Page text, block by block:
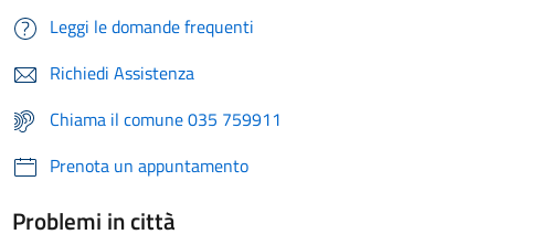
Leggi le domande frequenti
Richiedi Assistenza
Chiama il comune 035 759911
Prenota un appuntamento
Problemi in città